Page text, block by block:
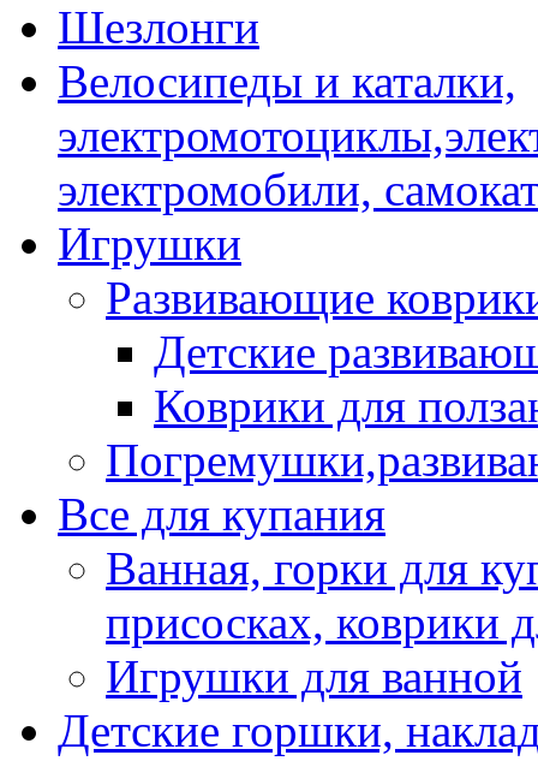
Шезлонги
Велосипеды и каталки,
электромобили,
Игрушки
Развивающие
Детские
Коврики для
Все для купания
Ванная, горки для
присосках, коврики
Игрушки для ванной
Детские горшки,